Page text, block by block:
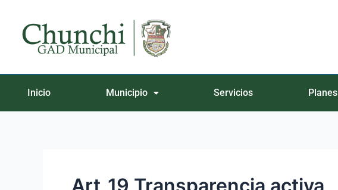
contenido
Inicio Municipio Servicios Planes